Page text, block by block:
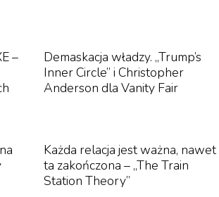
–
Demaskacja władzy. „Trump’s
Inner Circle” i Christopher
Anderson dla Vanity Fair
Każda relacja jest ważna, nawet
ta zakończona – „The Train
Station Theory”